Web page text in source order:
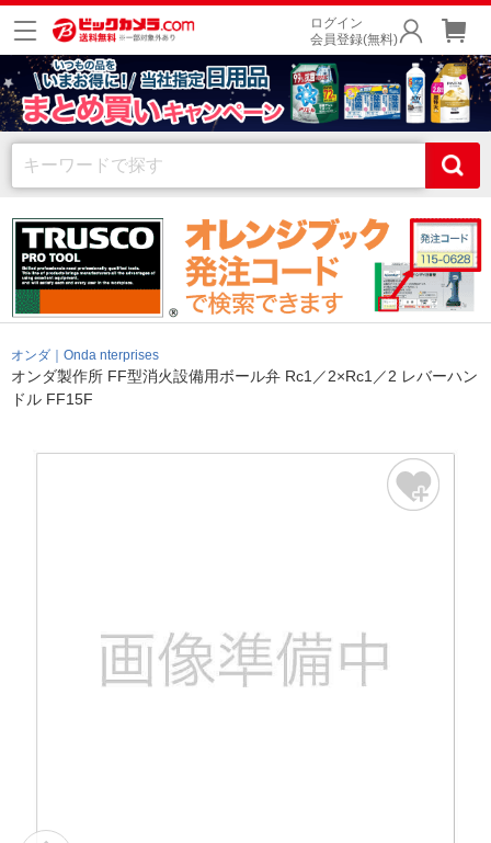
ログイン
会員登録(無料)
オンダ｜Onda nterprises
オンダ製作所 FF型消火設備用ボール弁 Rc1／2×Rc1／2 レバーハン
ドル FF15F